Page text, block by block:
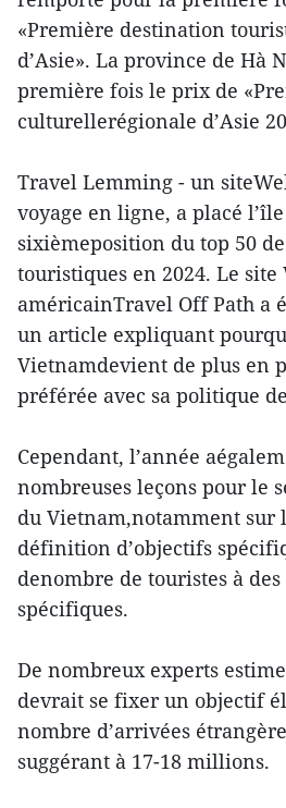
«Première destination
d’Asie». La province de Hà
première fois le prix de
culturellerégionale d’Asie
Travel Lemming - un
voyage en ligne, a placé
sixièmeposition du top 50
touristiques en 2024. Le site
américainTravel Off Path a
un article expliquant
Vietnamdevient de plus en
préférée avec sa politique
Cependant, l’année
nombreuses leçons pour le
du Vietnam,notamment sur
définition d’objectifs
denombre de touristes à
spécifiques.
De nombreux experts
devrait se fixer un objectif
nombre d’arrivées
suggérant à 17-18 millions.